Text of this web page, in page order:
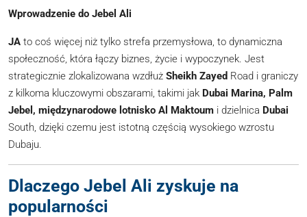
Wprowadzenie do Jebel Ali
JA to coś więcej niż tylko strefa przemysłowa, to dynamiczna
społeczność, która łączy biznes, życie i wypoczynek. Jest
strategicznie zlokalizowana wzdłuż Sheikh Zayed Road i graniczy
z kilkoma kluczowymi obszarami, takimi jak Dubai Marina, Palm
Jebel, międzynarodowe lotnisko Al Maktoum i dzielnica Dubai
South, dzięki czemu jest istotną częścią wysokiego wzrostu
Dubaju.
Dlaczego Jebel Ali zyskuje na
popularności